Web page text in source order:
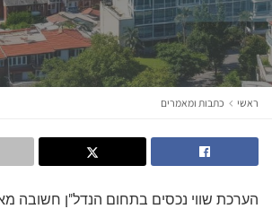
ראשי כתבות ומאמרים
הערכת שווי נכסים בתחום הנדל"ן חשובה